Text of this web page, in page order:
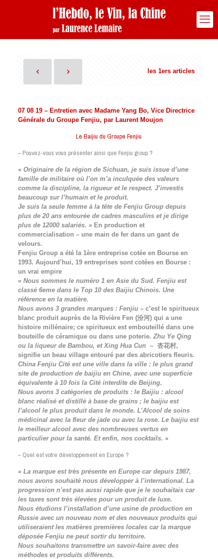
les 1ers articles
07 08 19 – Entretien avec Madame Yang Bo, Vice Directrice
Générale du Groupe Fenjiu, par Laurent Moujon
Le Baijiu du Groupe Fenjiu
– Pouvez-vous vous présenter ainsi que Fenjiu group ?
« Originaire de la région de Sichuan, je suis issue d’une
famille de militaire où l’on m’a inculquée des valeurs
comme la discipline, la rigueur et le respect. J’investis
beaucoup sur l’humain et le produit.
Je suis la seule femme à la tête de Fenjiu Group depuis
plus de 20 ans entourée de cadres masculins et je dirige
plus de 12000 salariés. »En production et
commercialisation – une main de fer dans un gant de
velours.
Fenjiu Group a été la 1ère entreprise cotée en Bourse en
1993. Aujourd’hui, 19 entreprises sont cotées en Bourse :
un vrai empire
« Nous sommes le numéro 1 en Asie du Sud. Fenjiu est
classé 6eme dans le Top 10 des Baijiu Chinois. Une
référence en la matière.
Nous avons 3 grandes marques : Fenjiu – c’est le spiritueux
blanc produit auprès de la Rivière Fen (汾河) qui a une
histoire millénaire; ce spiritueux est embouteillé dans une
bouteille de céramique ou dans une poterie. Zhu Ye Qing
ou la liqueur de Bambou, et Xing Hua Cun– 杏花村,
signifie un beau village entouré par des abricotiers fleuris.
China Fenjiu Cité est une ville dans la ville : le plus grand
site de production de baijiu en Chine, avec une superficie
équivalente à 10 fois la Cité interdite de Beijing.
Nous avons 3 catégories de produits : le Baijiu : alcool
blanc réalisé et distillé à base de grains ; le baijiu est
l’alcool le plus produit dans le monde. L’Alcool de soins
médicinal avec la fleur de jade ou avec la rose. Le baijiu est
le meilleur alcool avec des nombreuses vertus en
particulier pour la santé. Et enfin, nos cocktails. »
– Quel est votre développement en Europe ?
« La marque est très présente en Europe car depuis 1987,
nous avons souhaité nous développer à l’international. La
progression n’est pas aussi rapide que je le souhaitais car
les taxes sont très élevées pour un produit de luxe.
Nous étudions l’installation d’une usine de production en
Russie avec un nouveau nom et des nouveaux produits qui
utiliseraient les matières premières locales car la marque
déposée Fenjiu ne peut sortir du territoire.
Nous souhaitons transmettre un savoir-faire avec des
méthodes et produits différents.